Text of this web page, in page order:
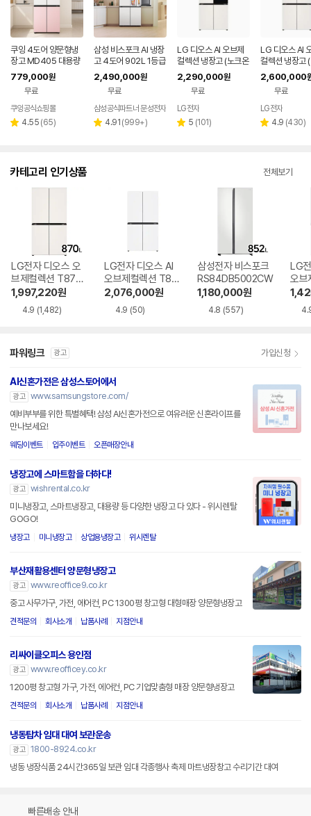
쿠잉 4도어 양문형냉
장고 MD405 대용량
저소음 신혼 프리스탠
딩 화이트핑크
779,000원
무료
쿠잉공식쇼핑몰
별 4.55 리
(65)
삼성 비스포크 AI 냉장
고 4도어 902L 1등급
푸드쇼케이스 에센셜
화이트(RM70F90M
1ZD)
2,490,000원
무료
삼성공식파트너 문성전자
별 4.91 리
(999+)
LG 디오스 AI 오브제
컬렉션 냉장고 (노크온
매직스페이스) T876
MEE412
2,290,000원
무료
LG전자
별 5 리
(101)
LG 디오스 AI
컬렉션 냉장고
페이스)
H1
2,600,000
무료
LG전자
별 4.9 리
(430)
카테고리 인기상품 전체보기
LG전자 디오스 오
브제컬렉션 T873
MEE111
1,997,220원
4.9 (1,482)
LG전자 디오스 AI
오브제컬렉션 T87
6MQQ1H1
2,076,000원
4.9 (50)
삼성전자 비스포크
RS84DB5002CW
1,180,000원
4.8 (557)
LG
오브
파워링크 광고 가입신청
AI신혼가전은 삼성스토어에서
광고 www.samsungstore.com/
예비부부를 위한 특별혜택! 삼성 AI신혼가전으로 여유러운 신혼라이프를
만나보세요!
웨딩이벤트 입주이벤트 오픈매장안내
냉장고에 스마트함을 더하다!
광고 wishrental.co.kr
미니냉장고, 스마트냉장고, 대용량 등 다양한 냉장고 다 있다 - 위시렌탈
GOGO!
냉장고 미니냉장고 상업용냉장고 위시렌탈
부산재활용센터 양문형냉장고
광고 www.reoffice9.co.kr
중고 사무가구, 가전, 에어컨, PC 1300평 창고형 대형매장 양문형냉장고
견적문의 회사소개 납품사례 지점안내
리싸이클오피스 용인점
광고 www.reofficey.co.kr
1200평 창고형 가구, 가전, 에어컨, PC 기업맞춤형 매장 양문형냉장고
견적문의 회사소개 납품사례 지점안내
냉동탑차 임대 대여 보관운송
광고 1800-8924.co.kr
냉동 냉장식품 24시간365일 보관 임대 각종행사 축제 마트냉장창고 수리기간 대여
빠른배송 안내